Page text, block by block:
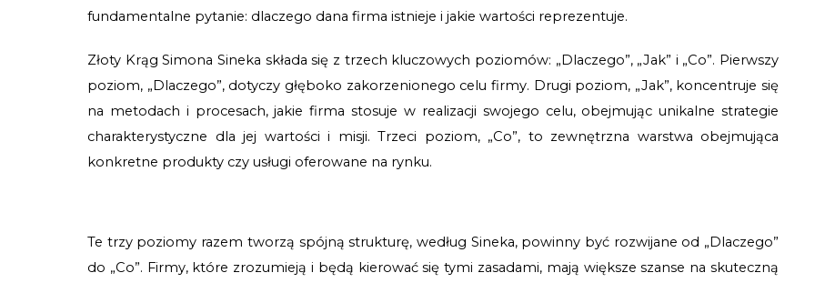
fundamentalne pytanie: dlaczego dana firma istnieje i jakie wartości reprezentuje.
Złoty Krąg Simona Sineka składa się z trzech kluczowych poziomów: „Dlaczego”, „Jak” i „Co”. Pierwszy
poziom, „Dlaczego”, dotyczy głęboko zakorzenionego celu firmy. Drugi poziom, „Jak”, koncentruje się
na metodach i procesach, jakie firma stosuje w realizacji swojego celu, obejmując unikalne strategie
charakterystyczne dla jej wartości i misji. Trzeci poziom, „Co”, to zewnętrzna warstwa obejmująca
konkretne produkty czy usługi oferowane na rynku.
Te trzy poziomy razem tworzą spójną strukturę, według Sineka, powinny być rozwijane od „Dlaczego”
do „Co”. Firmy, które zrozumieją i będą kierować się tymi zasadami, mają większe szanse na skuteczną